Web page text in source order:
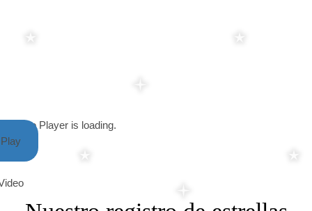
Video Player is loading.
Play